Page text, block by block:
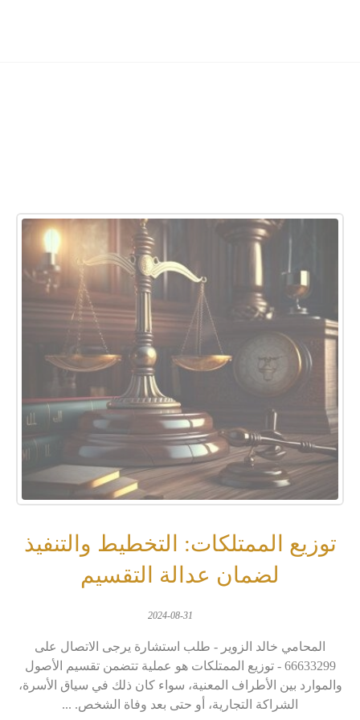
توزيع الممتلكات: التخطيط والتنفيذ
لضمان عدالة التقسيم
2024-08-31
المحامي خالد الزوير - طلب استشارة يرجى الاتصال على
66633299 - توزيع الممتلكات هو عملية تتضمن تقسيم الأصول
والموارد بين الأطراف المعنية، سواء كان ذلك في سياق الأسرة،
الشراكة التجارية، أو حتى بعد وفاة الشخص. ...